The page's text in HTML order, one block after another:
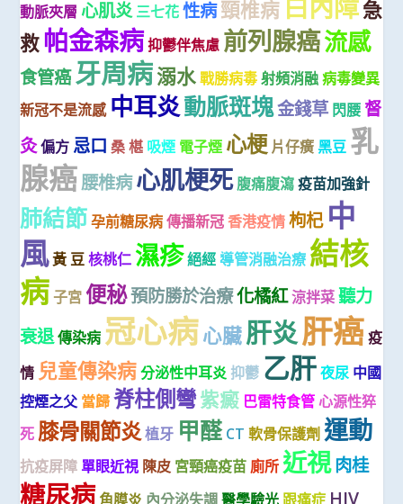
動脈夾層 心肌炎 三七花 性病頸椎病 白內障急
救帕金森病抑鬱伴焦慮 前列腺癌流感
食管癌牙周病溺水 戰勝病毒 射頻消融 病毒變異
新冠不是流感 中耳炎動脈斑塊金錢草 閃腰 督
灸偏方 忌口 桑 椹 吸煙 電子煙 心梗 片仔癀 黑豆 乳
腺癌腰椎病心肌梗死 腹痛腹瀉 疫苗加強針
肺結節 孕前糖尿病 傳播新冠 香港疫情 枸杞 中
風黃 豆 核桃仁 濕疹絕經 導管消融治療 結核
病 子宮 便秘預防勝於治療化橘紅涼拌菜 聽力
衰退傳染病 冠心病心臟肝炎肝癌 疫
情 兒童傳染病 分泌性中耳炎 抑鬱 乙肝 夜尿 中國
控煙之父 當歸 脊柱側彎紫癜 巴雷特食管 心源性猝
死 膝骨關節炎植牙 甲醛 CT 軟骨保護劑 運動
抗疫屏障 單眼近視 陳皮 宮頸癌疫苗 廁所 近視肉桂
糖尿病 角膜炎 內分泌失調 醫學驗光 跟痛症 HIV